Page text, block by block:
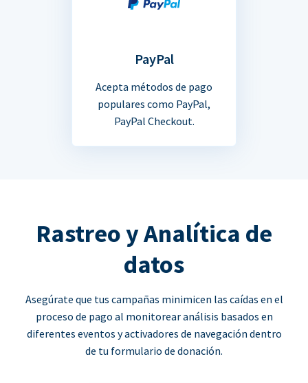
PayPal
Acepta métodos de pago
populares como PayPal,
PayPal Checkout.
Rastreo y Analítica de
datos
Asegúrate que tus campañas minimicen las caídas en el
proceso de pago al monitorear análisis basados en
diferentes eventos y activadores de navegación dentro
de tu formulario de donación.